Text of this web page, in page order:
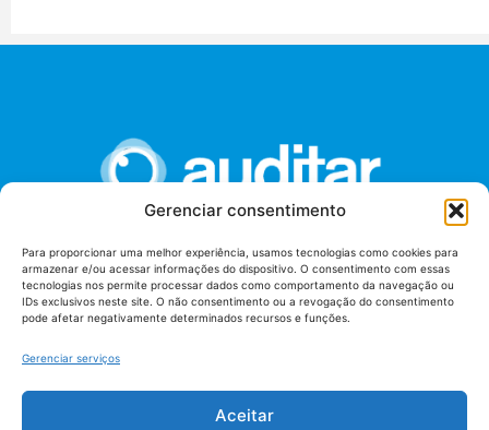
Gerenciar consentimento
Para proporcionar uma melhor experiência, usamos tecnologias como cookies para
armazenar e/ou acessar informações do dispositivo. O consentimento com essas
tecnologias nos permite processar dados como comportamento da navegação ou
IDs exclusivos neste site. O não consentimento ou a revogação do consentimento
pode afetar negativamente determinados recursos e funções.
Gerenciar serviços
Aceitar
União dos Auditores Federais de Controle Externo -
AUDITAR
Setor de Administração Federal Sul (SAF/Sul), Qd. 04, Lt. 01
Tribunal de Contas da União (TCU), Subsolo, Sala S04